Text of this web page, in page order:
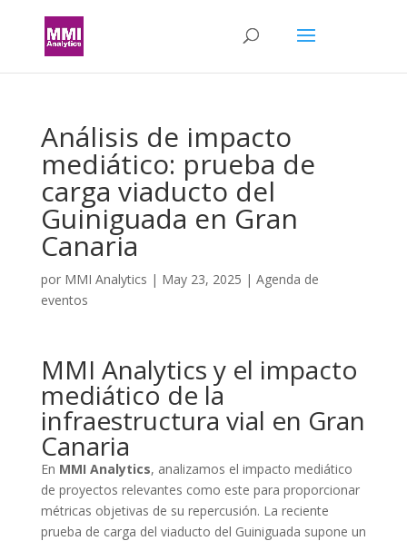
Análisis de impacto
mediático: prueba de
carga viaducto del
Guiniguada en Gran
Canaria
por MMI Analytics | May 23, 2025 | Agenda de
eventos
MMI Analytics y el impacto
mediático de la
infraestructura vial en Gran
Canaria
En MMI Analytics, analizamos el impacto mediático
de proyectos relevantes como este para proporcionar
métricas objetivas de su repercusión. La reciente
prueba de carga del viaducto del Guiniguada supone un